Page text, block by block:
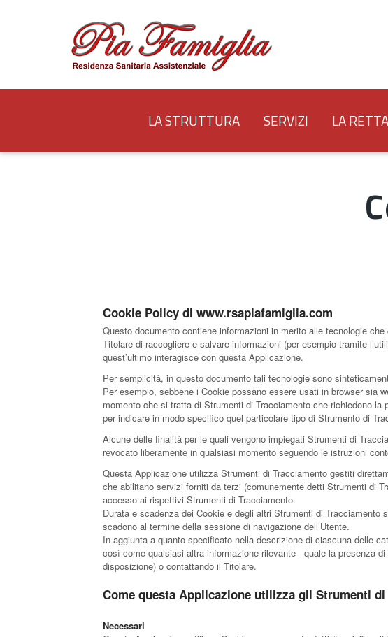
LA STRUTTURA SERVIZI LA RETTA
Cookie Policy di www.rsapiafamiglia.com
Questo documento contiene informazioni in merito alle tecnologie
Titolare di raccogliere e salvare informazioni (per esempio tramite
quest’ultimo interagisce con questa Applicazione.
Per semplicità, in questo documento tali tecnologie sono
Per esempio, sebbene i Cookie possano essere usati in browser sia
momento che si tratta di Strumenti di Tracciamento che richiedono
per indicare in modo specifico quel particolare tipo di Strumento di
Alcune delle finalità per le quali vengono impiegati Strumenti di
revocato liberamente in qualsiasi momento seguendo le istruzioni
Questa Applicazione utilizza Strumenti di Tracciamento gestiti
che abilitano servizi forniti da terzi (comunemente detti Strumenti di
accesso ai rispettivi Strumenti di Tracciamento.
Durata e scadenza dei Cookie e degli altri Strumenti di
scadono al termine della sessione di navigazione dell’Utente.
In aggiunta a quanto specificato nella descrizione di ciascuna delle
così come qualsiasi altra informazione rilevante - quale la presenza
disposizione) o contattando il Titolare.
Come questa Applicazione utilizza gli Strumenti di
Necessari